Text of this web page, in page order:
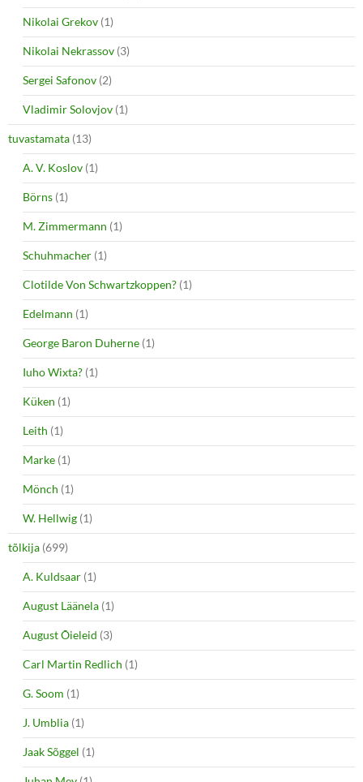
Nikolai Grekov (1)
Nikolai Nekrassov (3)
Sergei Safonov (2)
Vladimir Solovjov (1)
tuvastamata (13)
A. V. Koslov (1)
Börns (1)
M. Zimmermann (1)
Schuhmacher (1)
Clotilde Von Schwartzkoppen? (1)
Edelmann (1)
George Baron Duherne (1)
Iuho Wixta? (1)
Küken (1)
Leith (1)
Marke (1)
Mönch (1)
W. Hellwig (1)
tõlkija (699)
A. Kuldsaar (1)
August Läänela (1)
August Õieleid (3)
Carl Martin Redlich (1)
G. Soom (1)
J. Umblia (1)
Jaak Sõggel (1)